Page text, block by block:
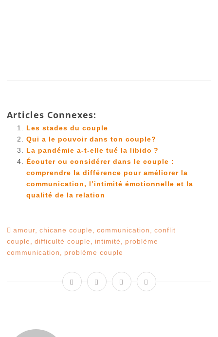
Articles Connexes:
Les stades du couple
Qui a le pouvoir dans ton couple?
La pandémie a-t-elle tué la libido ?
Écouter ou considérer dans le couple :
comprendre la différence pour améliorer la
communication, l’intimité émotionnelle et la
qualité de la relation
amour chicane couple communication
conflit
couple
difficulté couple intimité
problème
communication
problème couple